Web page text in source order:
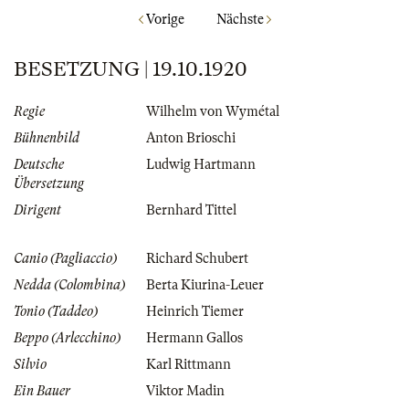
Vorige Nächste
BESETZUNG | 19.10.1920
Regie
Wilhelm von Wymétal
Bühnenbild
Anton Brioschi
Deutsche
Übersetzung
Ludwig Hartmann
Dirigent Bernhard Tittel
Canio (Pagliaccio)
Richard Schubert
Nedda (Colombina)
Berta Kiurina-Leuer
Tonio (Taddeo)
Heinrich Tiemer
Beppo (Arlecchino)
Hermann Gallos
Silvio
Karl Rittmann
Ein Bauer
Viktor Madin